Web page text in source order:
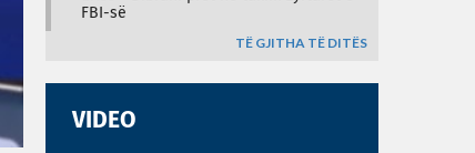
FBI-së
TË GJITHA TË DITËS
VIDEO